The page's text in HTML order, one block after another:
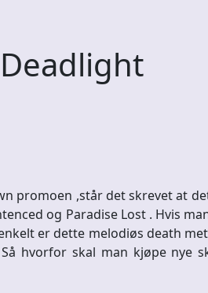
Deadlight
promoen ,står det skrevet at
og Paradise Lost . Hvis
er dette melodiøs death
hvorfor skal man kjøpe nye